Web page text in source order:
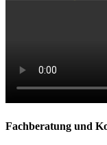
Fachberatung und